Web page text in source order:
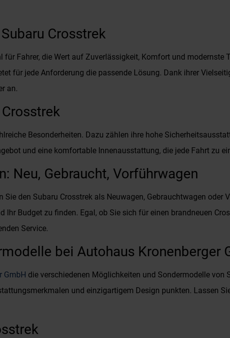
Crosstrek
für Fahrer, die Wert auf Zuverlässigkeit, Komfort und
für jede Anforderung die passende Lösung. Dank ihrer
an.
Besonderheiten. Dazu zählen ihre hohe
und eine komfortable Innenausstattung, die jede Fahrt zu
Neu, Gebraucht, Vorführwagen
Sie den Subaru Crosstrek als Neuwagen, Gebrauchtwagen
Ihr Budget zu finden. Egal, ob Sie sich für einen brandneuen
Service.
bei Autohaus Kronenberger
GmbH die verschiedenen Möglichkeiten und Sondermodelle
und einzigartigem Design punkten. Lassen